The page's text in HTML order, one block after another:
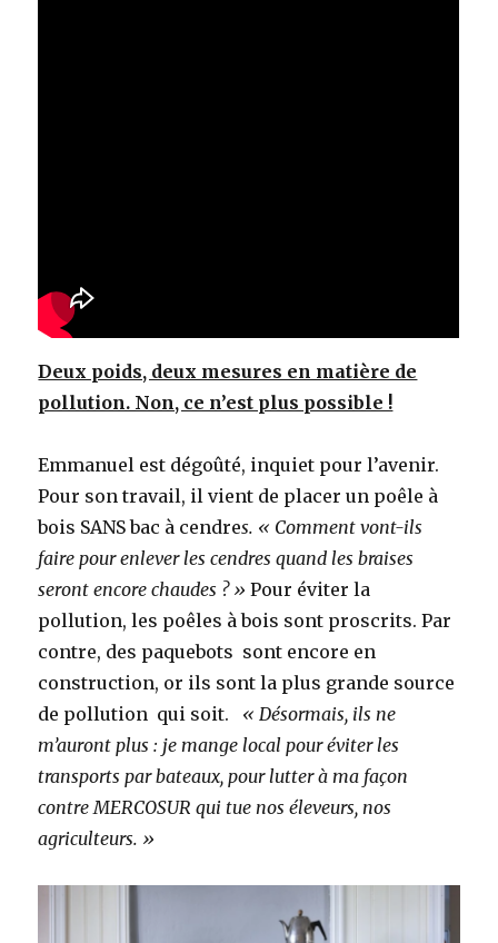
Deux poids, deux mesures en matière de
pollution. Non, ce n’est plus possible !
Emmanuel est dégoûté, inquiet pour l’avenir.
Pour son travail, il vient de placer un poêle à
bois SANS bac à cendres. « Comment vont-ils
faire pour enlever les cendres quand les braises
seront encore chaudes ? »Pour éviter la
pollution, les poêles à bois sont proscrits. Par
contre, des paquebots sont encore en
construction, or ils sont la plus grande source
de pollution qui soit. « Désormais, ils ne
m’auront plus : je mange local pour éviter les
transports par bateaux, pour lutter à ma façon
contre MERCOSUR qui tue nos éleveurs, nos
agriculteurs. »